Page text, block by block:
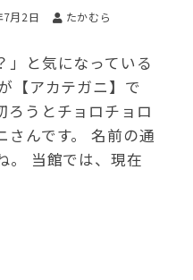
月2日 たかむら
」と気になっている
【アカテガニ】で
ろうとチョロチョロ
さんです。 名前の通
。 当館では、現在